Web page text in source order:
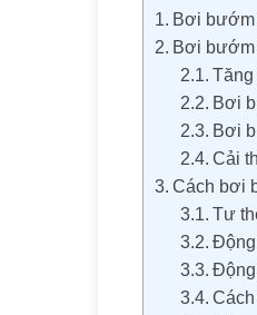
Bơi bướm
Bơi bướm
Bơi
Bơi
Cải
Cách bơi
Tư
Động